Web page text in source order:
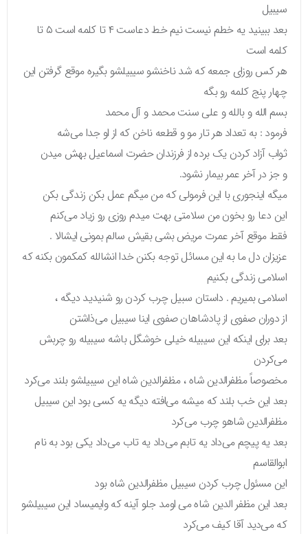
سیبیل
بعد ببینید یه خطم نیست نیم خط دعاست ۴ تا کلمه است ۵ تا
کلمه است
هر کس روزای جمعه که شد ناخنشو سیبیلشو بگیره موقع گرفتن این
چهار پنج کلمه رو بگه
بسم الله و بالله و علی سنت محمد و آل محمد
فرمود : به تعداد هر تار مو و قطعه ناخن که از او جدا می‌شه
ثواب آزاد کردن یک برده از فرزندان حضرت اسماعیل بهش میدن
و جز در آخر عمر بیمار نشود.
میگه اینجوری با این فرمولی که من میگم عمل بکن زندگی بکن
این دعا رو بخون من سلامتی بهت میدم روزی رو زیاد می‌کنم
فقط موقع آخر عمرت مریض بشی بقیش سالم بمونی ایشالا .
عزیزان دل ما به این مسائل توجه بکنن خدا انشالله کمکمون بکنه که
اسلامی زندگی بکنیم
اسلامی بمیریم . داستان سبیل چرب کردن رو شنيديد دیگه ،
از دوران صفوی از پادشاهان صفوی اینا سیبیل می‌ذاشتن
بعد برای اینکه این سیبیله خیلی خوشگل باشه سیبیله رو چربش
می‌کردن
مخصوصاً مظفرالدین شاه ، مظفرالدین شاه این سیبیلشو بلند می‌کرد
بعد این خب بلند که میشه می‌افته دیگه یه کسی بود این سیبیل
مظفرالدین شاهو چرب می‌کرد
بعد یه پیچم می‌داد یه تابم می‌داد یه تاب می‌داد یکی بود به نام
ابوالقاسم
این مسئول چرب کردن سیبیل مظفرالدین شاه بود
بعد این مظفر الدین شاه می اومد جلو آینه که وایمیساد این سیبیلشو
که می‌دید آقا کیف می‌کرد